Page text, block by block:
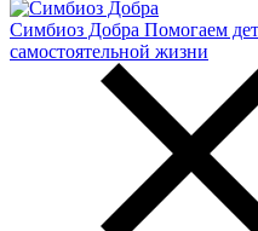
Симбиоз Добра Помогаем
самостоятельной жизни